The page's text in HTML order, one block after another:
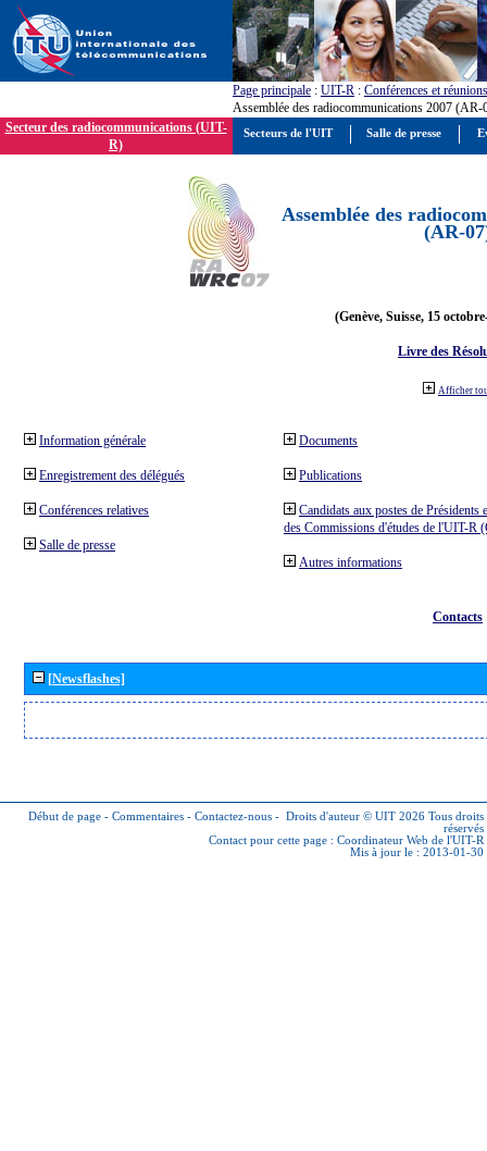
Page principale : UIT-R : Conférences et réunions
Assemblée des radiocommunications 2007 (AR-
Secteur des radiocommunications (UIT-
R)
Assemblée des
(AR-
(Genève, Suisse, 15
Livre des
Afficher
Information générale
Enregistrement des délégués
Conférences relatives
Salle de presse
Documents
Publications
Candidats aux postes de Présidents
des Commissions d'études de l'UIT-R
Autres informations
Contacts
[Newsflashes]
Début de page - Commentaires - Contactez-nous - Droits d'auteur © UIT 2026 Tous droits
réservés
Contact pour cette page : Coordinateur Web de l'UIT-R
Mis à jour le : 2013-01-30
Secteurs de l'UIT Salle de presse